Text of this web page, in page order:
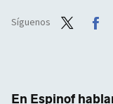
Síguenos
En Espinof